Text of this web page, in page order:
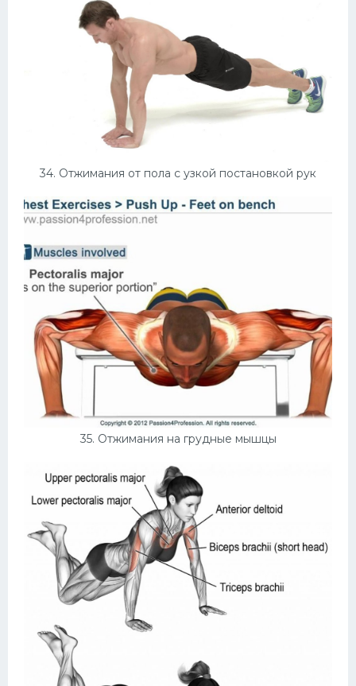
34. Отжимания от пола с узкой постановкой рук
35. Отжимания на грудные мышцы